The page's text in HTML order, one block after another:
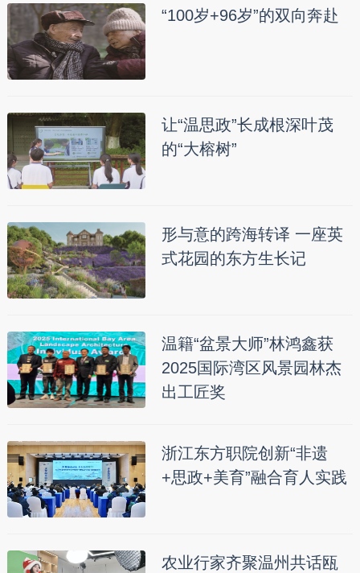
“100岁+96岁”的双向奔赴
让“温思政”长成根深叶茂
的“大榕树”
形与意的跨海转译 一座英
式花园的东方生长记
温籍“盆景大师”林鸿鑫获
2025国际湾区风景园林杰
出工匠奖
浙江东方职院创新“非遗
+思政+美育”融合育人实践
农业行家齐聚温州共话瓯